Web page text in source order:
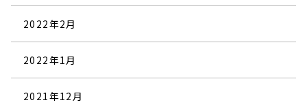
2022年2月
2022年1月
2021年12月